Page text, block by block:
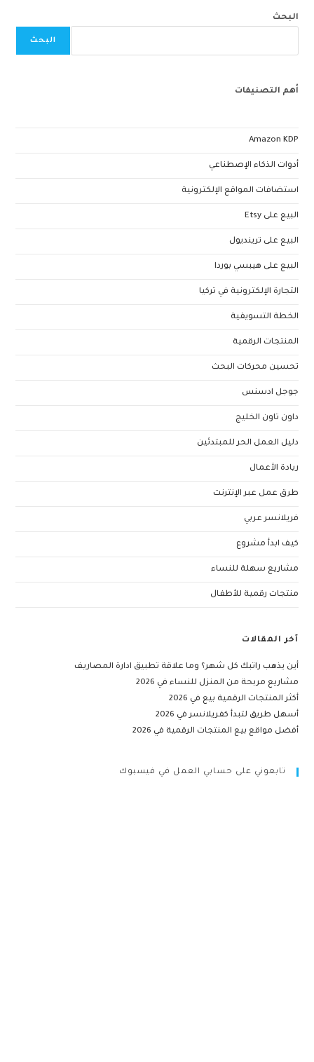
البحث
البحث
أهم التصنيفات
Amazon KDP
أدوات الذكاء الإصطناعي
استضافات المواقع الإلكترونية
البيع على Etsy
البيع على ترينديول
البيع على هيبسي بوردا
التجارة الإلكترونية في تركيا
الخطة التسويقية
المنتجات الرقمية
تحسين محركات البحث
جوجل ادسنس
داون تاون الخليج
دليل العمل الحر للمبتدئين
ريادة الأعمال
طرق عمل عبر الإنترنت
فريلانسر عربي
كيف ابدأ مشروع
مشاريع سهلة للنساء
منتجات رقمية للأطفال
آخر المقالات
أين يذهب راتبك كل شهر؟ وما علاقة تطبيق ادارة المصاريف
مشاريع مربحة من المنزل للنساء في 2026
أكثر المنتجات الرقمية بيع في 2026
أسهل طريق لتبدأ كفريلانسر في 2026
أفضل مواقع بيع المنتجات الرقمية في 2026
تابعوني على حسابي العمل في فيسبوك